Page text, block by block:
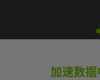
以更快、更频繁地以更高
现场直播
加速数